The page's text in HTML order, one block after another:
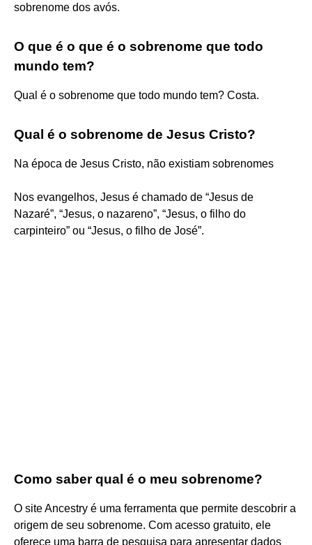
sobrenome dos avós.
O que é o que é o sobrenome que todo
mundo tem?
Qual é o sobrenome que todo mundo tem? Costa.
Qual é o sobrenome de Jesus Cristo?
Na época de Jesus Cristo, não existiam sobrenomes
Nos evangelhos, Jesus é chamado de “Jesus de
Nazaré”, “Jesus, o nazareno”, “Jesus, o filho do
carpinteiro” ou “Jesus, o filho de José”.
Como saber qual é o meu sobrenome?
O site Ancestry é uma ferramenta que permite descobrir a
origem de seu sobrenome. Com acesso gratuito, ele
oferece uma barra de pesquisa para apresentar dados